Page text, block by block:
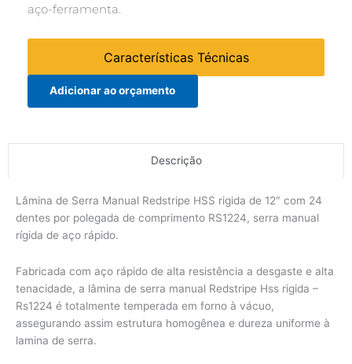
aço-ferramenta.
Características Técnicas
Adicionar ao orçamento
Descrição
Lâmina de Serra Manual Redstripe HSS rigida de 12″ com 24
dentes por polegada de comprimento RS1224, serra manual
rígida de aço rápido.
Fabricada com aço rápido de alta resistência a desgaste e alta
tenacidade, a lâmina de serra manual Redstripe Hss rigida –
Rs1224 é totalmente temperada em forno à vácuo,
assegurando assim estrutura homogênea e dureza uniforme à
lamina de serra.